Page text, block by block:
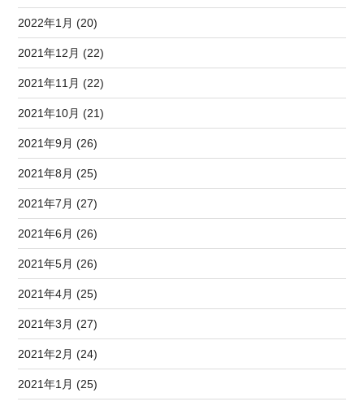
2022年1月 (20)
2021年12月 (22)
2021年11月 (22)
2021年10月 (21)
2021年9月 (26)
2021年8月 (25)
2021年7月 (27)
2021年6月 (26)
2021年5月 (26)
2021年4月 (25)
2021年3月 (27)
2021年2月 (24)
2021年1月 (25)